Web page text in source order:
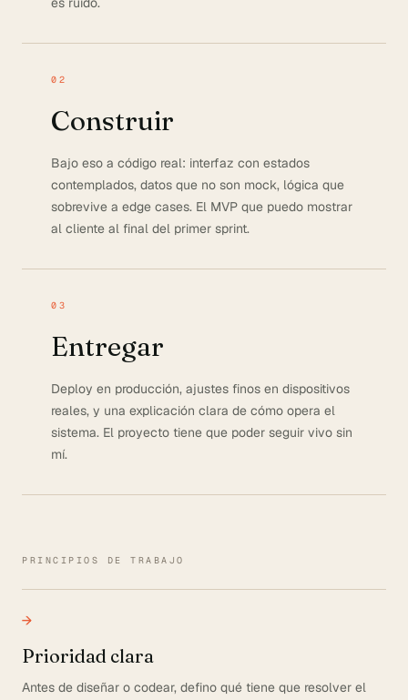
02
Construir
Bajo eso a código real: interfaz con estados
contemplados, datos que no son mock, lógica que
sobrevive a edge cases. El MVP que puedo mostrar
al cliente al final del primer sprint.
03
Entregar
Deploy en producción, ajustes finos en dispositivos
reales, y una explicación clara de cómo opera el
sistema. El proyecto tiene que poder seguir vivo sin
mí.
PRINCIPIOS DE TRABAJO
→
Prioridad clara
Antes de diseñar o codear, defino qué tiene que resolver el